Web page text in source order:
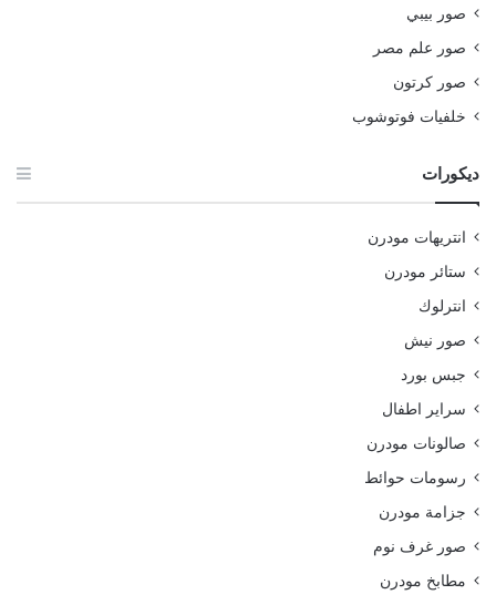
صور بيبي
صور علم مصر
صور كرتون
خلفيات فوتوشوب
ديكورات
انتريهات مودرن
ستائر مودرن
انترلوك
صور نيش
جبس بورد
سراير اطفال
صالونات مودرن
رسومات حوائط
جزامة مودرن
صور غرف نوم
مطابخ مودرن